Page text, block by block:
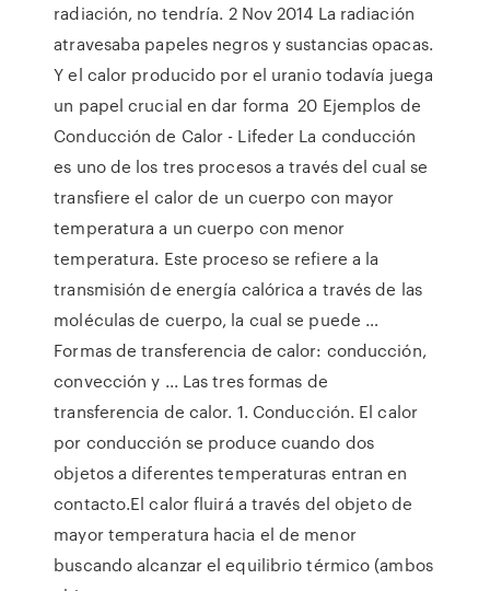
radiación, no tendría. 2 Nov 2014 La radiación
atravesaba papeles negros y sustancias opacas.
Y el calor producido por el uranio todavía juega
un papel crucial en dar forma 20 Ejemplos de
Conducción de Calor - Lifeder La conducción
es uno de los tres procesos a través del cual se
transfiere el calor de un cuerpo con mayor
temperatura a un cuerpo con menor
temperatura. Este proceso se refiere a la
transmisión de energía calórica a través de las
moléculas de cuerpo, la cual se puede …
Formas de transferencia de calor: conducción,
convección y ... Las tres formas de
transferencia de calor. 1. Conducción. El calor
por conducción se produce cuando dos
objetos a diferentes temperaturas entran en
contacto.El calor fluirá a través del objeto de
mayor temperatura hacia el de menor
buscando alcanzar el equilibrio térmico (ambos